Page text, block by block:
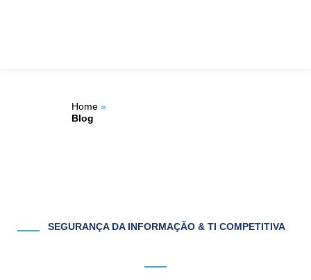
Home »
Blog
SEGURANÇA DA INFORMAÇÃO & TI COMPETITIVA